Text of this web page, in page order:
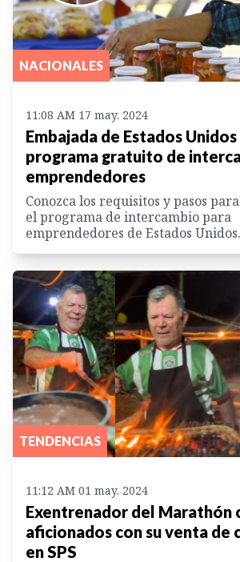
NACIONALES
11:08 AM 17 may. 2024
Embajada de Estados
programa gratuito de
emprendedores
Conozca los requisitos y pasos
el programa de intercambio para
emprendedores de Estados Unidos.
TENDENCIAS
11:12 AM 01 may. 2024
Exentrenador del Marathón
aficionados con su venta de
en SPS